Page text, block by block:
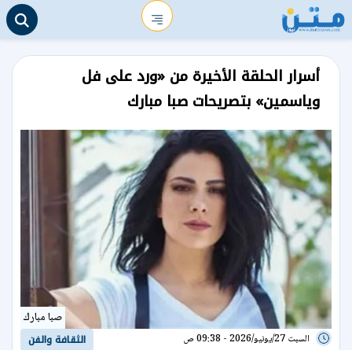
أسرار الحلقة الأخيرة من «ورد على فل
وياسمين» بتصريحات صبا مبارك
صبا مبارك
السبت 27/يونيو/2026 - 09:38 ص
الثقافة والفن